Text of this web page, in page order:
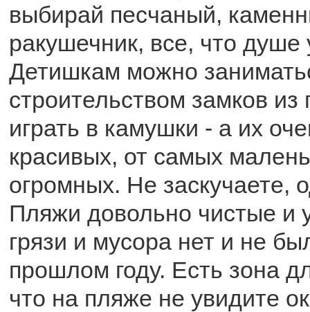
выбирай песчаный,
ракушечник, все, что душе
Детишкам можно
строительством замков
играть в камушки - а их
красивых, от самых
огромных. Не заскучаете,
Пляжи довольно чистые и
грязи и мусора нет и не
прошлом году. Есть зона
что на пляже не увидите